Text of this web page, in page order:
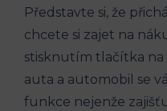
Představte si, že
chcete si zajet na
stisknutím tlačítka
auta a automobil se
funkce nejenže